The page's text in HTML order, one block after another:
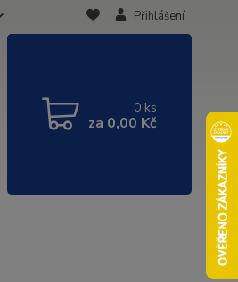
Přihlášení
0 ks
za 0,00 Kč